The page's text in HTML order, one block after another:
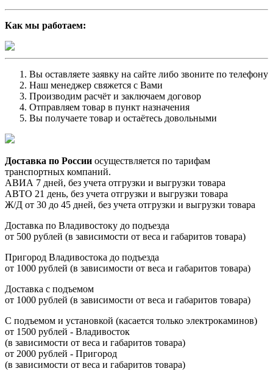
Как мы работаем:
Вы оставляете заявку на сайте либо звоните по телефону
Наш менеджер свяжется с Вами
Производим расчёт и заключаем договор
Отправляем товар в пункт назначения
Вы получаете товар и остаётесь довольными
Доставка по России осуществляется по тарифам
транспортных компаний.
АВИА 7 дней, без учета отгрузки и выгрузки товара
АВТО 21 день, без учета отгрузки и выгрузки товара
Ж/Д от 30 до 45 дней, без учета отгрузки и выгрузки товара
Доставка по Владивостоку до подъезда
от 500 рублей (в зависимости от веса и габаритов товара)
Пригород Владивостока до подъезда
от 1000 рублей (в зависимости от веса и габаритов товара)
Доставка с подъемом
от 1000 рублей (в зависимости от веса и габаритов товара)
С подъемом и установкой (касается только электрокаминов)
от 1500 рублей - Владивосток
(в зависимости от веса и габаритов товара)
от 2000 рублей - Пригород
(в зависимости от веса и габаритов товара)